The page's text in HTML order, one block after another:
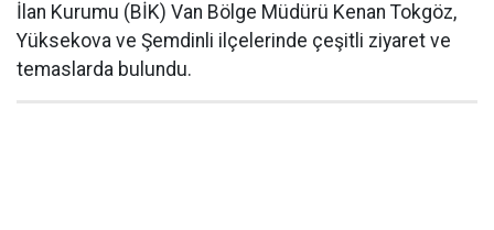
İlan Kurumu (BİK) Van Bölge Müdürü Kenan Tokgöz,
Yüksekova ve Şemdinli ilçelerinde çeşitli ziyaret ve
temaslarda bulundu.